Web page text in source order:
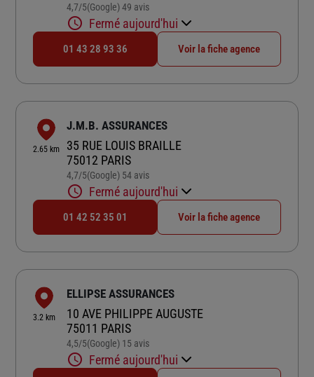
4,7/5Note de 4.7 sur 5
(Google) 49 avis
Fermé aujourd'hui
01 43 28 93 36 Voir la fiche agence
2.65 km
J.M.B. ASSURANCES
35 RUE LOUIS BRAILLE
75012 PARIS
4,7/5Note de 4.7 sur 5
(Google) 54 avis
Fermé aujourd'hui
01 42 52 35 01 Voir la fiche agence
3.2 km
ELLIPSE ASSURANCES
10 AVE PHILIPPE AUGUSTE
75011 PARIS
4,5/5Note de 4.5 sur 5
(Google) 15 avis
Fermé aujourd'hui